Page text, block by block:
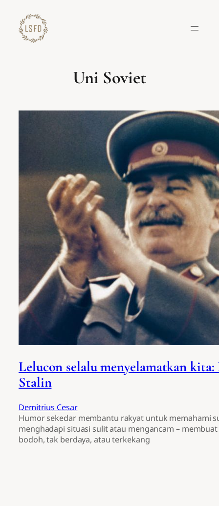
konten
Uni Soviet
Lelucon selalu menyelamatkan
Stalin
Demitrius Cesar
Humor sekedar membantu rakyat untuk memahami
menghadapi situasi sulit atau mengancam –
bodoh, tak berdaya, atau terkekang